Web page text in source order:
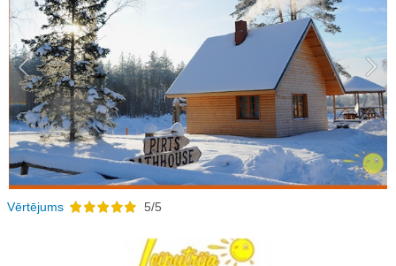
Previous
Vērtējums 5/5